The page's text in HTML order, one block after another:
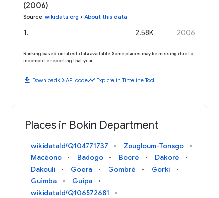
(2006)
Source: wikidata.org • About this data
1. 2.58K 2006
Ranking based on latest data available. Some places may be missing due to
incomplete reporting that year.
download Downloadcode API codetimeline Explore in Timeline Tool
Places in Bokin Department
wikidataId/Q104771737
Zougloum-Tonsgo
Macéono
Badogo Booré
Dakoré
Dakouli
Goera Gombré
Gorki
Guimba
Guipa
wikidataId/Q106572681